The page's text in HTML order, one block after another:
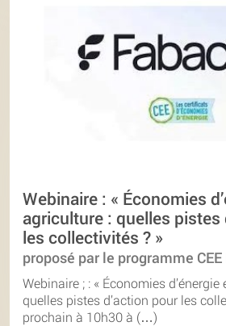
Webinaire : « Économies
agriculture : quelles pistes
les collectivités ? »
proposé par le programme CEE
Webinaire ; : « Économies
quelles pistes d’action pour les
prochain à 10h30 à (…)